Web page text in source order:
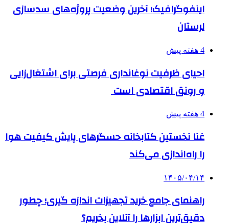
اینفوگرافیک؛ آخرین وضعیت پروژه‌های سدسازی
لرستان
4 هفته پیش
احیای ظرفیت نوغانداری فرصتی برای اشتغال‌زایی
و رونق اقتصادی است
4 هفته پیش
غنا نخستین کتابخانه حسگرهای پایش کیفیت هوا
را راه‌اندازی می‌کند
۱۴۰۵/۰۴/۱۴
راهنمای جامع خرید تجهیزات اندازه گیری؛ چطور
دقیق‌ترین ابزارها را آنلاین بخریم؟